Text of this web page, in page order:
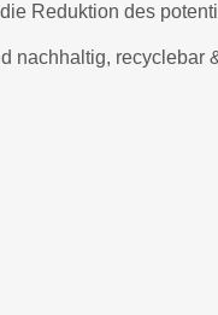
Reduktion des
nachhaltig, recyclebar